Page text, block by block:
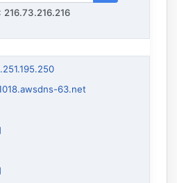
216.73.216.216
63.net